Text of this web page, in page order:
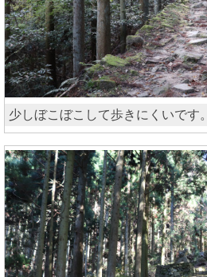
少しぼこぼこして歩きにくいです。